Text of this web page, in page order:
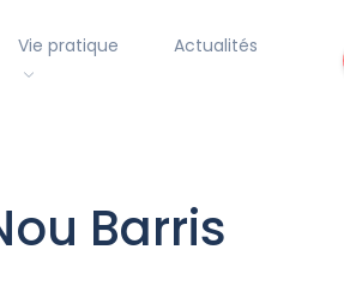
Vie pratique Actualités
Barris